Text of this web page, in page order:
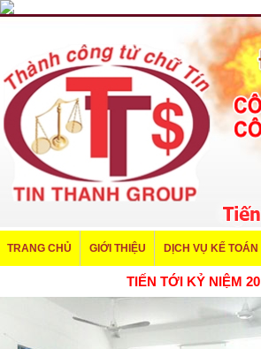
TRANG CHỦ GIỚI THIỆU DỊCH VỤ KẾ TOÁN
TIẾN TỚI KỶ